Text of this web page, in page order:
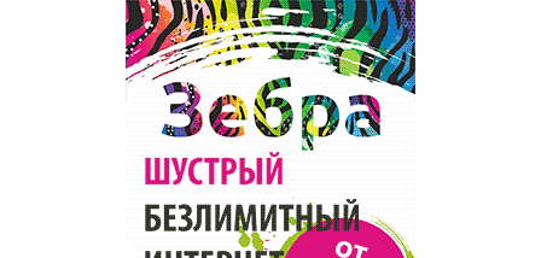
Торговля
Популярное →